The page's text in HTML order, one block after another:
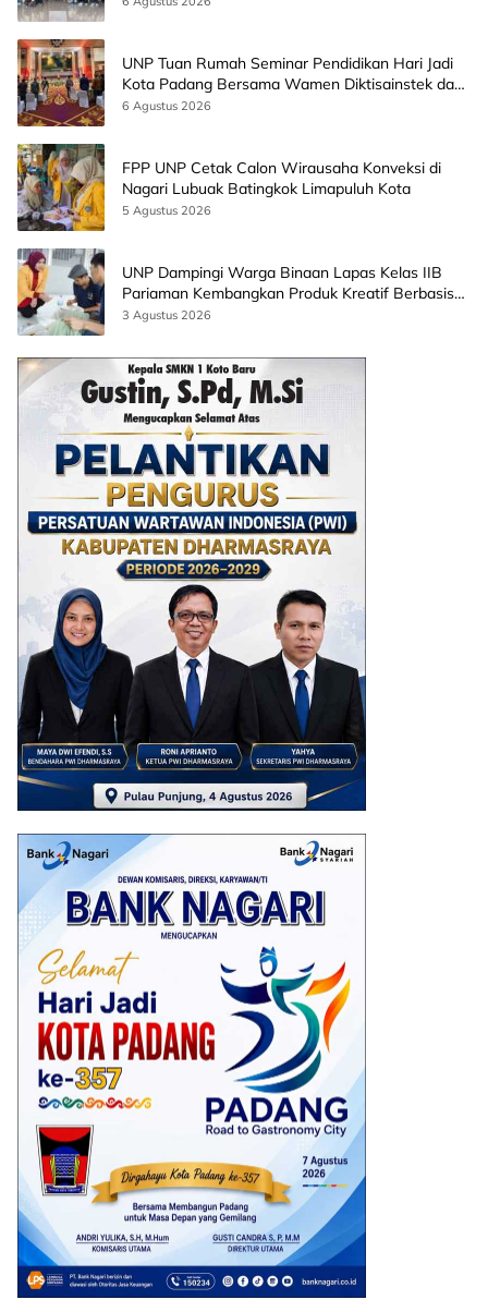
UNP Tuan Rumah Seminar Pendidikan Hari Jadi
Kota Padang Bersama Wamen Diktisainstek dan
CEO EMGS Malaysia
6 Agustus 2026
FPP UNP Cetak Calon Wirausaha Konveksi di
Nagari Lubuak Batingkok Limapuluh Kota
5 Agustus 2026
UNP Dampingi Warga Binaan Lapas Kelas IIB
Pariaman Kembangkan Produk Kreatif Berbasis
AI
3 Agustus 2026